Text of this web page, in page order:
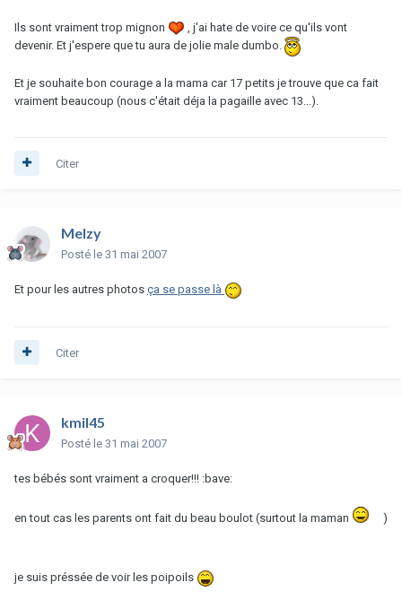
Ils sont vraiment trop mignon
, j'ai hate de voire ce qu'ils vont
devenir. Et j'espere que tu aura de jolie male dumbo.
Et je souhaite bon courage a la mama car 17 petits je trouve que ca fait
vraiment beaucoup (nous c'était déja la pagaille avec 13...).
Citer
Melzy
Posté le 31 mai 2007
Et pour les autres photos ça se passe là
Citer
kmil45
Posté le 31 mai 2007
tes bébés sont vraiment a croquer!!! :bave:
en tout cas les parents ont fait du beau boulot (surtout la maman )
je suis préssée de voir les poipoils